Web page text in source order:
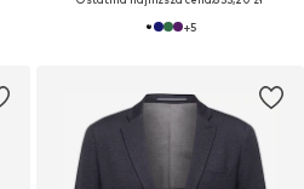
+5